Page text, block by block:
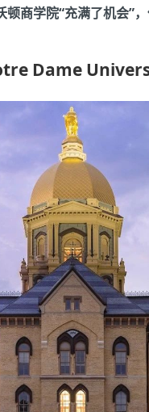
顿商学院“充满了机会”
Dame